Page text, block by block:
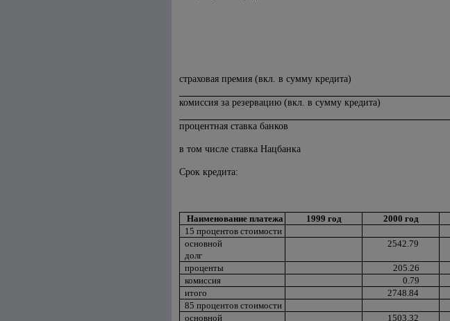
страховая премия (вкл. в сумму кредита)
комиссия за резервацию (вкл. в сумму кредита)
процентная ставка банков
в том числе ставка Нацбанка
Срок кредита:
Наименование платежа
1999 год 2000 год
15 процентов стоимости
основной
долг
2542.79
проценты 205.26
комиссия
0.79
итого
2748.84
85 процентов стоимости
основной
1503.32